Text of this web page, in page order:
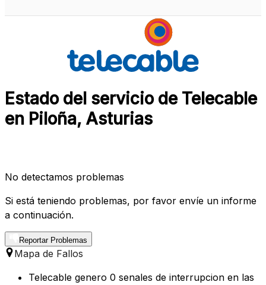
Estado del servicio de Telecable
en Piloña, Asturias
No detectamos problemas
Si está teniendo problemas, por favor envíe un informe
a continuación.
Reportar Problemas
Mapa de Fallos
Telecable genero 0 senales de interrupcion en las